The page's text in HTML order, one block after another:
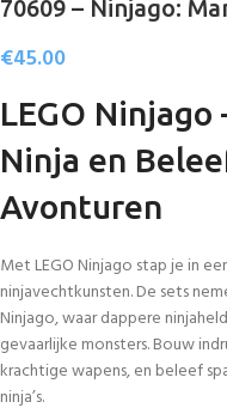
70609 – Ninjago:
€45.00
LEGO
Ninja en
Avonturen
Met LEGO Ninjago stap je in
ninjavechtkunsten. De sets
Ninjago, waar dappere
gevaarlijke monsters. Bouw
krachtige wapens, en beleef
ninja’s.